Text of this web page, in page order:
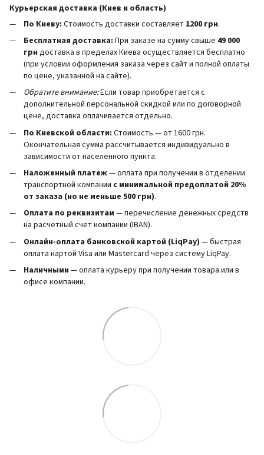
Курьерская доставка (Киев и область)
По Киеву: Стоимость доставки составляет 1200 грн.
Бесплатная доставка: При заказе на сумму свыше 49 000
грн доставка в пределах Киева осуществляется бесплатно
(при условии оформления заказа через сайт и полной оплаты
по цене, указанной на сайте).
Обратите внимание:Если товар приобретается с
дополнительной персональной скидкой или по договорной
цене, доставка оплачивается отдельно.
По Киевской области: Стоимость — от 1600 грн.
Окончательная сумма рассчитывается индивидуально в
зависимости от населенного пункта.
Наложенный платеж— оплата при получении в отделении
транспортной компании с минимальной предоплатой 20%
от заказа (но не меньше 500 грн).
Оплата по реквизитам — перечисление денежных средств
на расчетный счет компании (IBAN).
Онлайн-оплата банковской картой (LiqPay) — быстрая
оплата картой Visa или Mastercard через систему LiqPay.
Наличными — оплата курьеру при получении товара или в
офисе компании.